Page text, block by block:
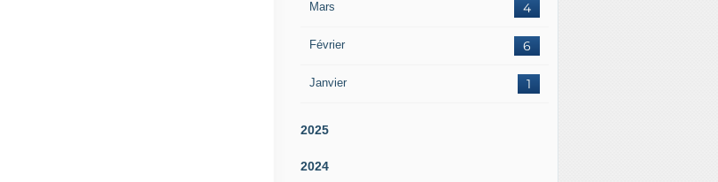
Mars 4
Février 6
Janvier 1
2025
2024